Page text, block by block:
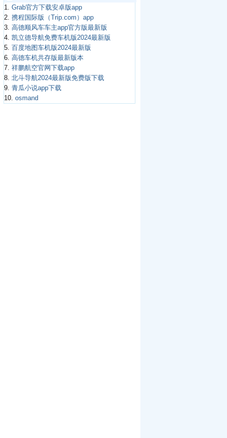
1. Grab官方下载安卓版app
2. 携程国际版（Trip.com）app
3. 高德顺风车车主app官方版最新版
4. 凯立德导航免费车机版2024最新版
5. 百度地图车机版2024最新版
6. 高德车机共存版最新版本
7. 祥鹏航空官网下载app
8. 北斗导航2024最新版免费版下载
9. 青瓜小说app下载
10. osmand